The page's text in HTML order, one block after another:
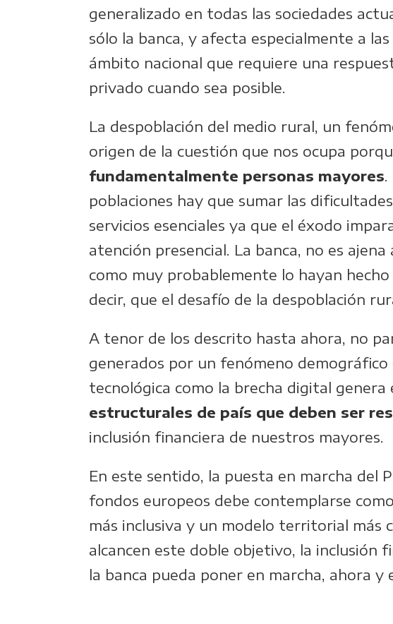
generalizado en todas las sociedades
sólo la banca, y afecta especialmente a
ámbito nacional que requiere una
privado cuando sea posible.
La despoblación del medio rural, un
origen de la cuestión que nos ocupa
fundamentalmente personas mayores.
poblaciones hay que sumar las
servicios esenciales ya que el éxodo
atención presencial. La banca, no es
como muy probablemente lo hayan
decir, que el desafío de la despoblación
A tenor de los descrito hasta ahora, no
generados por un fenómeno
tecnológica como la brecha digital
estructurales de país que deben ser
inclusión financiera de nuestros mayores.
En este sentido, la puesta en marcha del
fondos europeos debe contemplarse
más inclusiva y un modelo territorial más
alcancen este doble objetivo, la inclusión
la banca pueda poner en marcha, ahora y